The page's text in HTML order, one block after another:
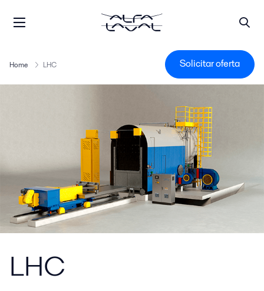
Home LHC Solicitar oferta
LHC